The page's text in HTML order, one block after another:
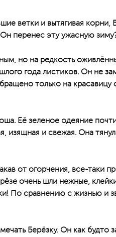
ветки и вытягивая корни,
Он перенес эту ужасную
но на редкость
года листиков. Он не
только на
Её зеленое одеяние
изящная и свежая. Она
от огорчения, все-таки
очень шли нежные,
По сравнению с жизнью и
Берёзку. Он как будто